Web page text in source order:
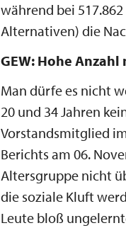
während bei
Alternativen) die
GEW: Hohe
Man dürfe es nicht
20 und 34 Jahren
Vorstandsmitglied
Berichts am 06.
Altersgruppe nicht
die soziale Kluft
Leute bloß